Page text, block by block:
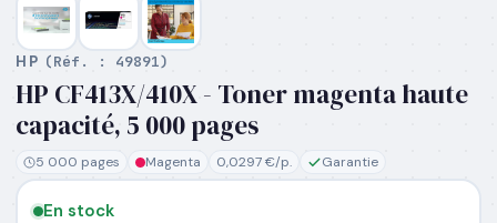
HP (Réf. : 49891)
HP CF413X/410X - Toner magenta haute
capacité, 5 000 pages
5 000 pages Magenta 0,0297 €/p. Garantie
En stock
PRÉNOM*
NOM*